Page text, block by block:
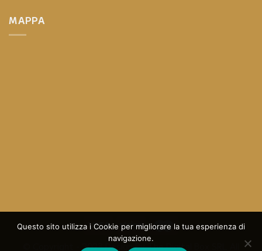
MAPPA
© Copyright - 2023 Design ByThe Digital Box SRL
Questo sito utilizza i Cookie per migliorare la tua esperienza di
navigazione.